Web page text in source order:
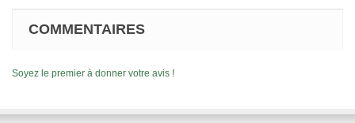
COMMENTAIRES
Soyez le premier à donner votre avis !